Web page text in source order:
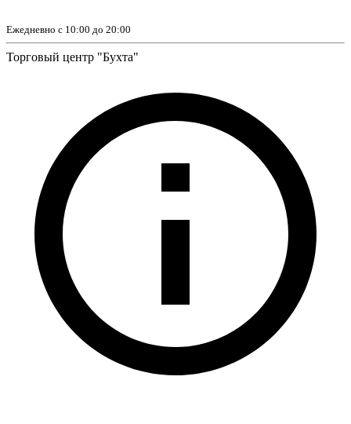
Ежедневно с 10:00 до 20:00
Торговый центр "Бухта"